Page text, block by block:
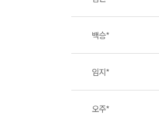
백승*
임지*
오주*